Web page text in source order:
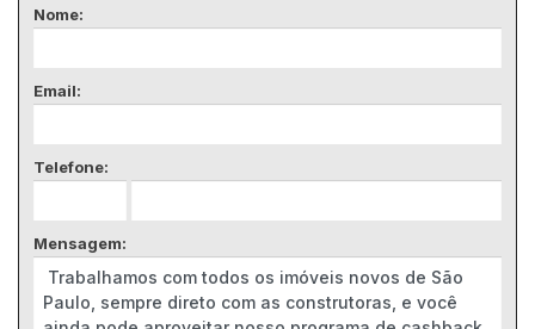
Nome:
Email:
Telefone:
Mensagem: